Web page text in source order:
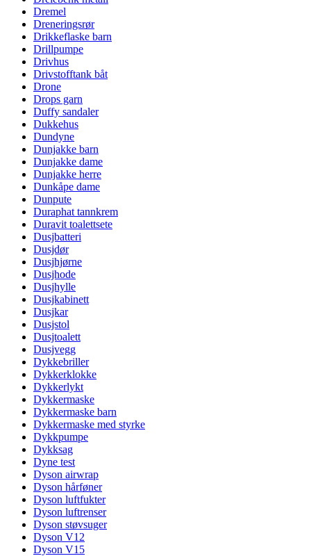
Dremel
Dreneringsrør
Drikkeflaske barn
Drillpumpe
Drivhus
Drivstofftank båt
Drone
Drops garn
Duffy sandaler
Dukkehus
Dundyne
Dunjakke barn
Dunjakke dame
Dunjakke herre
Dunkåpe dame
Dunpute
Duraphat tannkrem
Duravit toalettsete
Dusjbatteri
Dusjdør
Dusjhjørne
Dusjhode
Dusjhylle
Dusjkabinett
Dusjkar
Dusjstol
Dusjtoalett
Dusjvegg
Dykkebriller
Dykkerklokke
Dykkerlykt
Dykkermaske
Dykkermaske barn
Dykkermaske med styrke
Dykkpumpe
Dykksag
Dyne test
Dyson airwrap
Dyson hårføner
Dyson luftfukter
Dyson luftrenser
Dyson støvsuger
Dyson V12
Dyson V15